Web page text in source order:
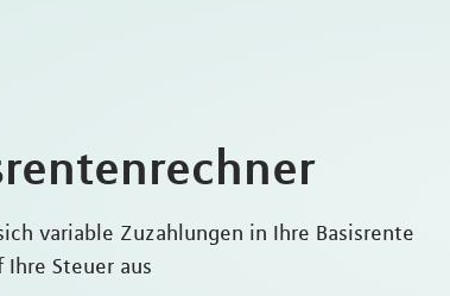
variable Zuzahlungen in Ihre Basisrente
Ihre Steuer aus